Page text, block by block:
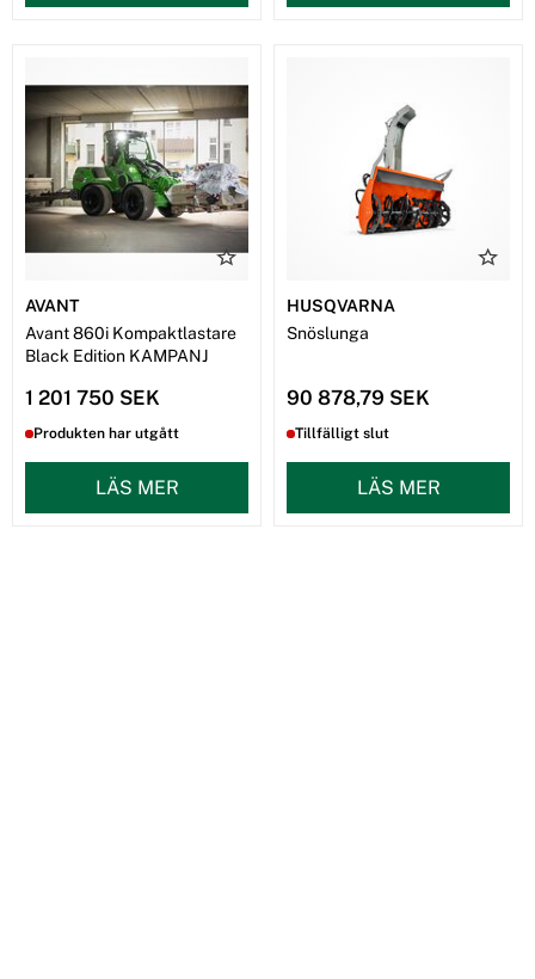
AVANT
Avant 860i Kompaktlastare
Black Edition KAMPANJ
1 201 750 SEK
Produkten har utgått
LÄS MER
HUSQVARNA
Snöslunga
90 878,79 SEK
Tillfälligt slut
LÄS MER